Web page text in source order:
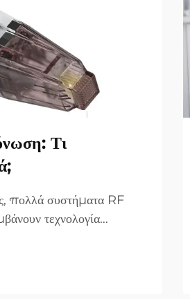
Τι
πολλά συστήματα RF
τεχνολογία
υπάρχουν, αλλά πώς